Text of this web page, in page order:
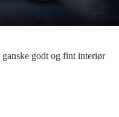
godt og fint interiør